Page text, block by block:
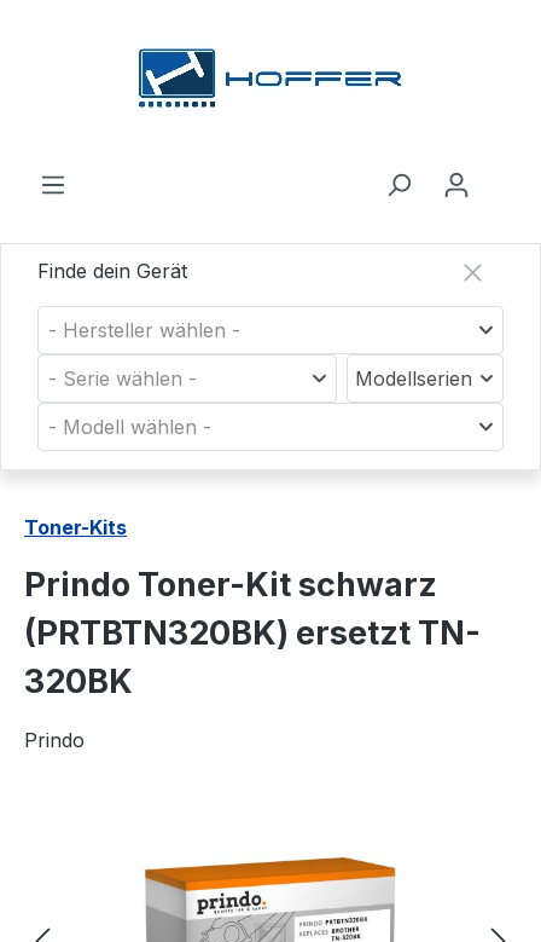
Finde dein Gerät
- Hersteller wählen -
- Serie wählen -
Modellserien
- Modell wählen -
Toner-Kits
Prindo Toner-Kit schwarz
(PRTBTN320BK) ersetzt TN-
320BK
Prindo